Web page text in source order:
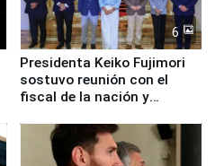
6
Presidenta Keiko Fujimori
sostuvo reunión con el
fiscal de la nación y